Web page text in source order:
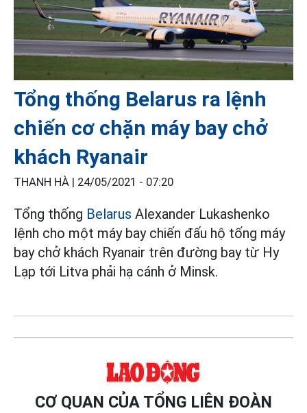
Tổng thống Belarus ra lệnh
chiến cơ chặn máy bay chở
khách Ryanair
THANH HÀ | 24/05/2021 - 07:20
Tổng thống Belarus Alexander Lukashenko
lệnh cho một máy bay chiến đấu hộ tống máy
bay chở khách Ryanair trên đường bay từ Hy
Lạp tới Litva phải hạ cánh ở Minsk.
CƠ QUAN CỦA TỔNG LIÊN ĐOÀN